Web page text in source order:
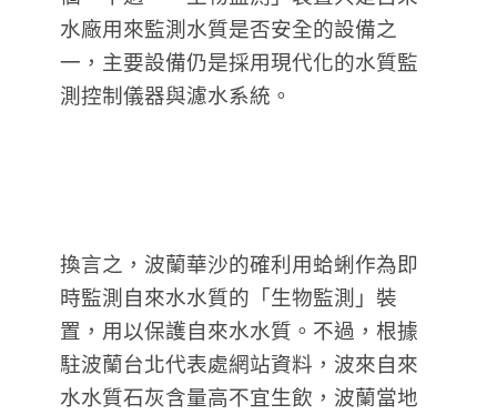
水廠用來監測水質是否安全的設備之
一，主要設備仍是採用現代化的水質監
測控制儀器與濾水系統。
換言之，波蘭華沙的確利用蛤蜊作為即
時監測自來水水質的「生物監測」裝
置，用以保護自來水水質。不過，根據
駐波蘭台北代表處網站資料，波來自來
水水質石灰含量高不宜生飲，波蘭當地